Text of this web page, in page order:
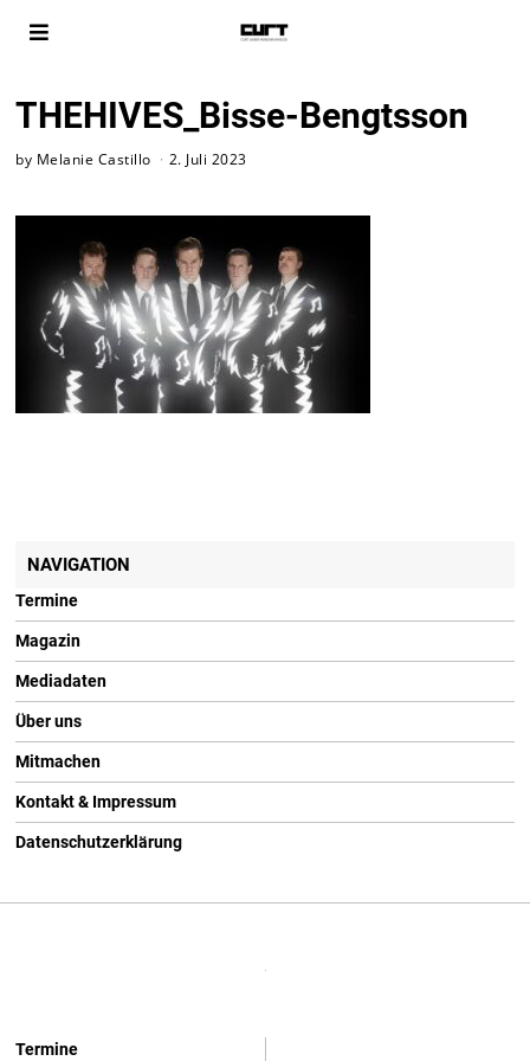
THEHIVES_Bisse-Bengtsson
by Melanie Castillo 2. Juli 2023
NAVIGATION
Termine
Magazin
Mediadaten
Über uns
Mitmachen
Kontakt & Impressum
Datenschutzerklärung
Termine